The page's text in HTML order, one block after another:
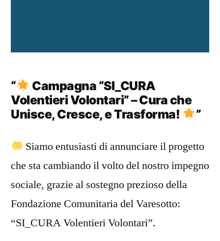
“
Campagna “SI_CURA
Volentieri Volontari” – Cura che
Unisce, Cresce, e Trasforma!
”
Siamo entusiasti di annunciare il progetto
che sta cambiando il volto del nostro impegno
sociale, grazie al sostegno prezioso della
Fondazione Comunitaria del Varesotto:
“SI_CURA Volentieri Volontari”.